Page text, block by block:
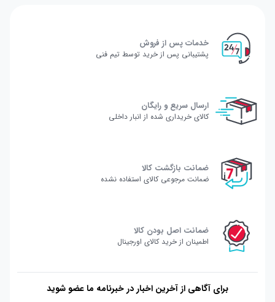
خدمات پس از فروش
پشتیبانی پس از خرید توسط تیم فنی
ارسال سریع و رایگان
کالای خریداری شده از انبار داخلی
ضمانت بازگشت کالا
ضمانت مرجوعی کالای استفاده نشده
ضمانت اصل بودن کالا
اطمینان از خرید کالای اورجینال
برای آگاهی از آخرین اخبار در خبرنامه ما عضو شوید